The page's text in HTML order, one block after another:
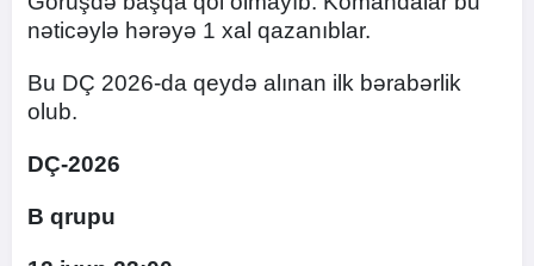
nəticəylə hərəyə 1 xal qazanıblar.
Bu DÇ 2026-da qeydə alınan ilk bərabərlik
olub.
DÇ-2026
B qrupu